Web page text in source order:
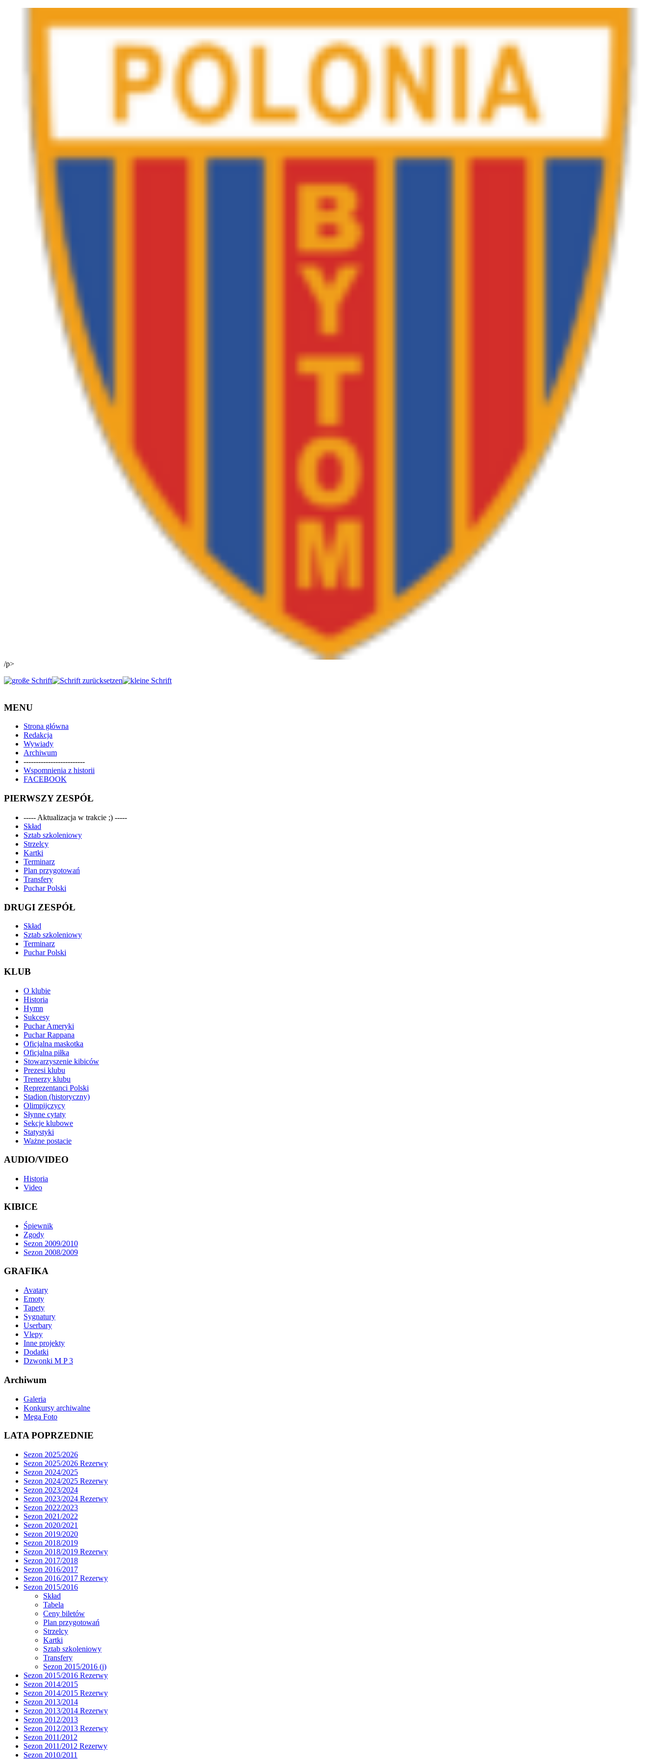
/p>
MENU
Strona główna
Redakcja
Wywiady
Archiwum
-------------------------
Wspomnienia z historii
FACEBOOK
PIERWSZY ZESPÓŁ
----- Aktualizacja w trakcie ;) -----
Skład
Sztab szkoleniowy
Strzelcy
Kartki
Terminarz
Plan przygotowań
Transfery
Puchar Polski
DRUGI ZESPÓŁ
Skład
Sztab szkoleniowy
Terminarz
Puchar Polski
KLUB
O klubie
Historia
Hymn
Sukcesy
Puchar Ameryki
Puchar Rappana
Oficjalna maskotka
Oficjalna piłka
Stowarzyszenie kibiców
Prezesi klubu
Trenerzy klubu
Reprezentanci Polski
Stadion (historyczny)
Olimpijczycy
Słynne cytaty
Sekcje klubowe
Statystyki
Ważne postacie
AUDIO/VIDEO
Historia
Video
KIBICE
Śpiewnik
Zgody
Sezon 2009/2010
Sezon 2008/2009
GRAFIKA
Avatary
Emoty
Tapety
Sygnatury
Userbary
Vlepy
Inne projekty
Dodatki
Dzwonki M P 3
Archiwum
Galeria
Konkursy archiwalne
Mega Foto
LATA POPRZEDNIE
Sezon 2025/2026
Sezon 2025/2026 Rezerwy
Sezon 2024/2025
Sezon 2024/2025 Rezerwy
Sezon 2023/2024
Sezon 2023/2024 Rezerwy
Sezon 2022/2023
Sezon 2021/2022
Sezon 2020/2021
Sezon 2019/2020
Sezon 2018/2019
Sezon 2018/2019 Rezerwy
Sezon 2017/2018
Sezon 2016/2017
Sezon 2016/2017 Rezerwy
Sezon 2015/2016
Skład
Tabela
Ceny biletów
Plan przygotowań
Strzelcy
Kartki
Sztab szkoleniowy
Transfery
Sezon 2015/2016 (j)
Sezon 2015/2016 Rezerwy
Sezon 2014/2015
Sezon 2014/2015 Rezerwy
Sezon 2013/2014
Sezon 2013/2014 Rezerwy
Sezon 2012/2013
Sezon 2012/2013 Rezerwy
Sezon 2011/2012
Sezon 2011/2012 Rezerwy
Sezon 2010/2011